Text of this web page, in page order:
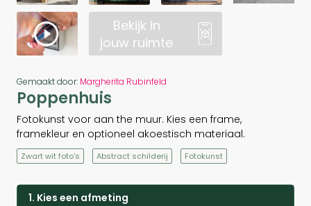
Bekijk in
jouw ruimte
Gemaakt door: Margherita Rubinfeld
Poppenhuis
Fotokunst voor aan the muur. Kies een frame,
framekleur en optioneel akoestisch materiaal.
Zwart wit foto's Abstract schilderij Fotokunst
1. Kies een afmeting